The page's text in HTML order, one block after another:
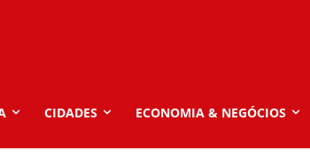
CIDADES ECONOMIA & NEGÓCIOS